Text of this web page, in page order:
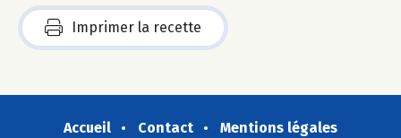
Imprimer la recette
Accueil Contact
Mentions légales